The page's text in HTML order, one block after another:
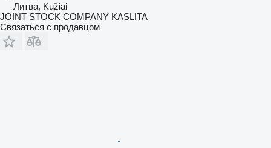
Литва, Kužiai
JOINT STOCK COMPANY KASLITA
Связаться с продавцом